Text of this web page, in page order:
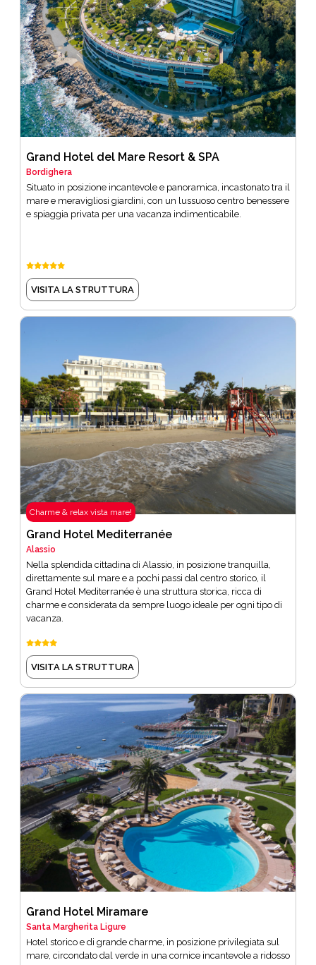
Grand Hotel del Mare Resort & SPA
Bordighera
Situato in posizione incantevole e panoramica, incastonato tra il
mare e meravigliosi giardini, con un lussuoso centro benessere
e spiaggia privata per una vacanza indimenticabile.
VISITA LA STRUTTURA
Charme & relax vista mare!
Grand Hotel Mediterranée
Alassio
Nella splendida cittadina di Alassio, in posizione tranquilla,
direttamente sul mare e a pochi passi dal centro storico, il
Grand Hotel Mediterranée è una struttura storica, ricca di
charme e considerata da sempre luogo ideale per ogni tipo di
vacanza.
VISITA LA STRUTTURA
Grand Hotel Miramare
Santa Margherita Ligure
Hotel storico e di grande charme, in posizione privilegiata sul
mare, circondato dal verde in una cornice incantevole a ridosso